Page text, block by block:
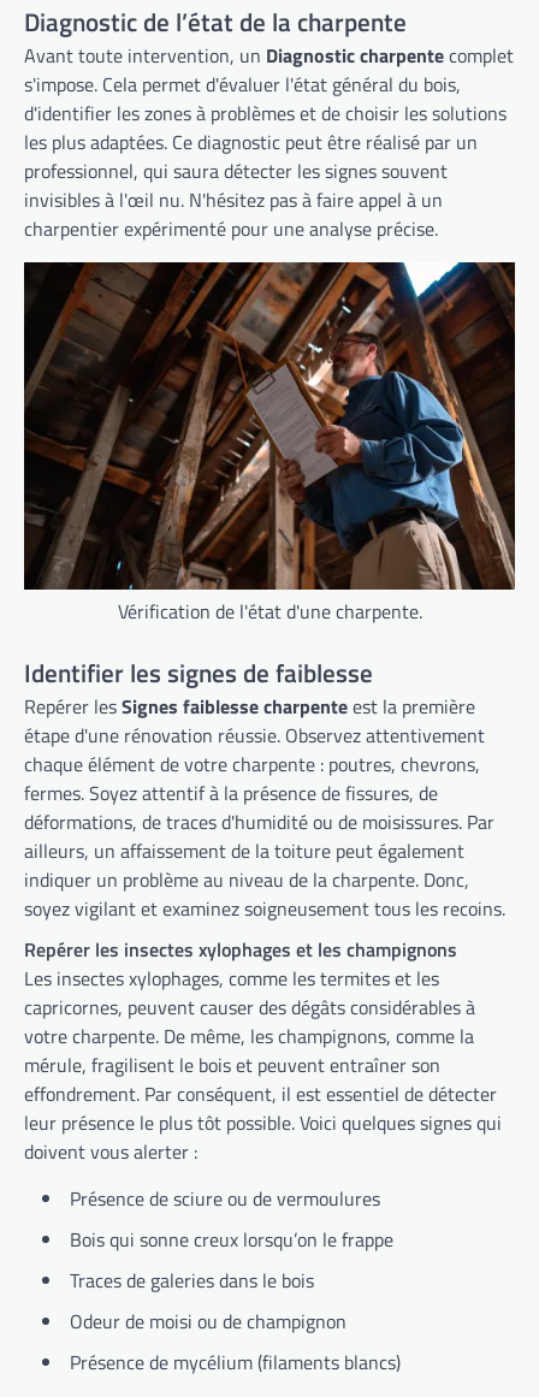
Diagnostic de l’état de la charpente
Avant toute intervention, un Diagnostic charpentecomplet
s'impose. Cela permet d'évaluer l'état général du bois,
d'identifier les zones à problèmes et de choisir les solutions
les plus adaptées. Ce diagnostic peut être réalisé par un
professionnel, qui saura détecter les signes souvent
invisibles à l'œil nu. N'hésitez pas à faire appel à un
charpentier expérimenté pour une analyse précise.
Vérification de l'état d'une charpente.
Identifier les signes de faiblesse
Repérer lesSignes faiblesse charpenteest la première
étape d'une rénovation réussie. Observez attentivement
chaque élément de votre charpente : poutres, chevrons,
fermes. Soyez attentif à la présence de fissures, de
déformations, de traces d'humidité ou de moisissures. Par
ailleurs, un affaissement de la toiture peut également
indiquer un problème au niveau de la charpente. Donc,
soyez vigilant et examinez soigneusement tous les recoins.
Repérer les insectes xylophages et les champignons
Les insectes xylophages, comme les termites et les
capricornes, peuvent causer des dégâts considérables à
votre charpente. De même, les champignons, comme la
mérule, fragilisent le bois et peuvent entraîner son
effondrement. Par conséquent, il est essentiel de détecter
leur présence le plus tôt possible. Voici quelques signes qui
doivent vous alerter :
Présence de sciure ou de vermoulures
Bois qui sonne creux lorsqu’on le frappe
Traces de galeries dans le bois
Odeur de moisi ou de champignon
Présence de mycélium (filaments blancs)